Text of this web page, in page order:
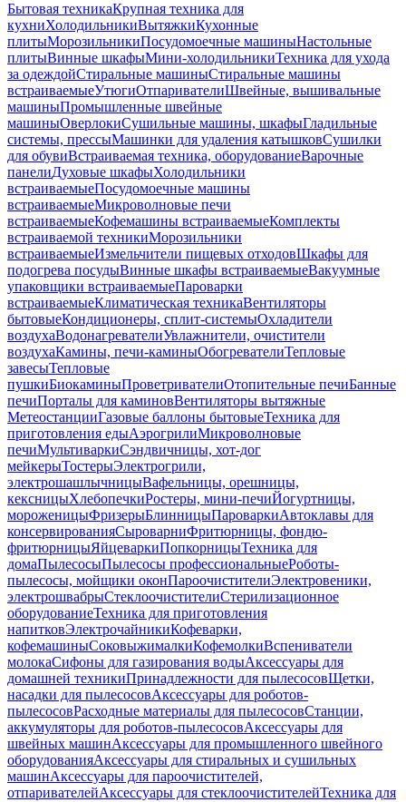
Бытовая техникаКрупная техника для
кухниХолодильникиВытяжкиКухонные
плитыМорозильникиПосудомоечные машиныНастольные
плитыВинные шкафыМини-холодильникиТехника для ухода
за одеждойСтиральные машиныСтиральные машины
встраиваемыеУтюгиОтпаривателиШвейные, вышивальные
машиныПромышленные швейные
машиныОверлокиСушильные машины, шкафыГладильные
системы, прессыМашинки для удаления катышковСушилки
для обувиВстраиваемая техника, оборудованиеВарочные
панелиДуховые шкафыХолодильники
встраиваемыеПосудомоечные машины
встраиваемыеМикроволновые печи
встраиваемыеКофемашины встраиваемыеКомплекты
встраиваемой техникиМорозильники
встраиваемыеИзмельчители пищевых отходовШкафы для
подогрева посудыВинные шкафы встраиваемыеВакуумные
упаковщики встраиваемыеПароварки
встраиваемыеКлиматическая техникаВентиляторы
бытовыеКондиционеры, сплит-системыОхладители
воздухаВодонагревателиУвлажнители, очистители
воздухаКамины, печи-каминыОбогревателиТепловые
завесыТепловые
пушкиБиокаминыПроветривателиОтопительные печиБанные
печиПорталы для каминовВентиляторы вытяжные
МетеостанцииГазовые баллоны бытовыеТехника для
приготовления едыАэрогрилиМикроволновые
печиМультиваркиСэндвичницы, хот-дог
мейкерыТостерыЭлектрогрили,
электрошашлычницыВафельницы, орешницы,
кексницыХлебопечкиРостеры, мини-печиЙогуртницы,
мороженицыФризерыБлинницыПароваркиАвтоклавы для
консервированияСыроварниФритюрницы, фондю-
фритюрницыЯйцеваркиПопкорницыТехника для
домаПылесосыПылесосы профессиональныеРоботы-
пылесосы, мойщики оконПароочистителиЭлектровеники,
электрошвабрыСтеклоочистителиСтерилизационное
оборудованиеТехника для приготовления
напитковЭлектрочайникиКофеварки,
кофемашиныСоковыжималкиКофемолкиВспениватели
молокаСифоны для газирования водыАксессуары для
домашней техникиПринадлежности для пылесосовЩетки,
насадки для пылесосовАксессуары для роботов-
пылесосовРасходные материалы для пылесосовСтанции,
аккумуляторы для роботов-пылесосовАксессуары для
швейных машинАксессуары для промышленного швейного
оборудованияАксессуары для стиральных и сушильных
машинАксессуары для пароочистителей,
отпаривателейАксессуары для стеклоочистителейТехника для